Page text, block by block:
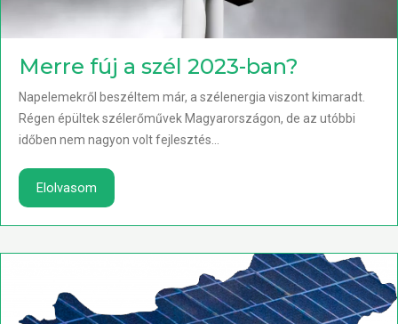
Merre fúj a szél 2023-ban?
Napelemekről beszéltem már, a szélenergia viszont kimaradt.
Régen épültek szélerőművek Magyarországon, de az utóbbi
időben nem nagyon volt fejlesztés...
Elolvasom